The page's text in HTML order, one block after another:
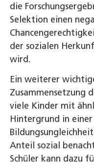
die
Selektion einen
der sozialen
wird.
Ein weiterer
Zusammensetzung
viele Kinder mit
Hintergrund in
Anteil sozial
Schüler kann dazu